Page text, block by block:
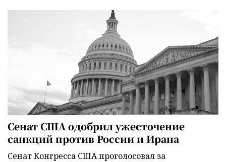
Сенат США одобрил ужесточение
санкций против России и Ирана
Сенат Конгресса США проголосовал за